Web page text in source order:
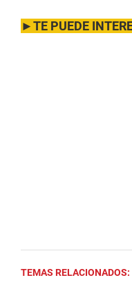
►TE PUEDE
TEMAS RELACIONADOS: